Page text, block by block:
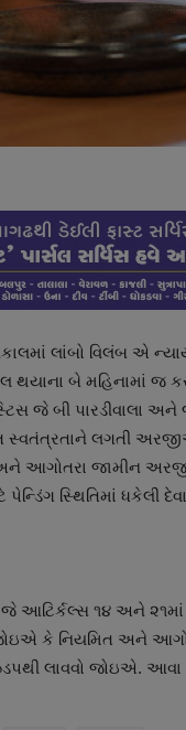
લાંબો વિલંબ એ
બે મહિનામાં જ
જે બી પારડીવાલા
લગતી
આગોતરા જામીન
પેન્ડિંગ સ્થિતિમાં
૧૪ અને ૨૧માં
જોઇએ કે નિયમિત અને
લાવવો જોઇએ.